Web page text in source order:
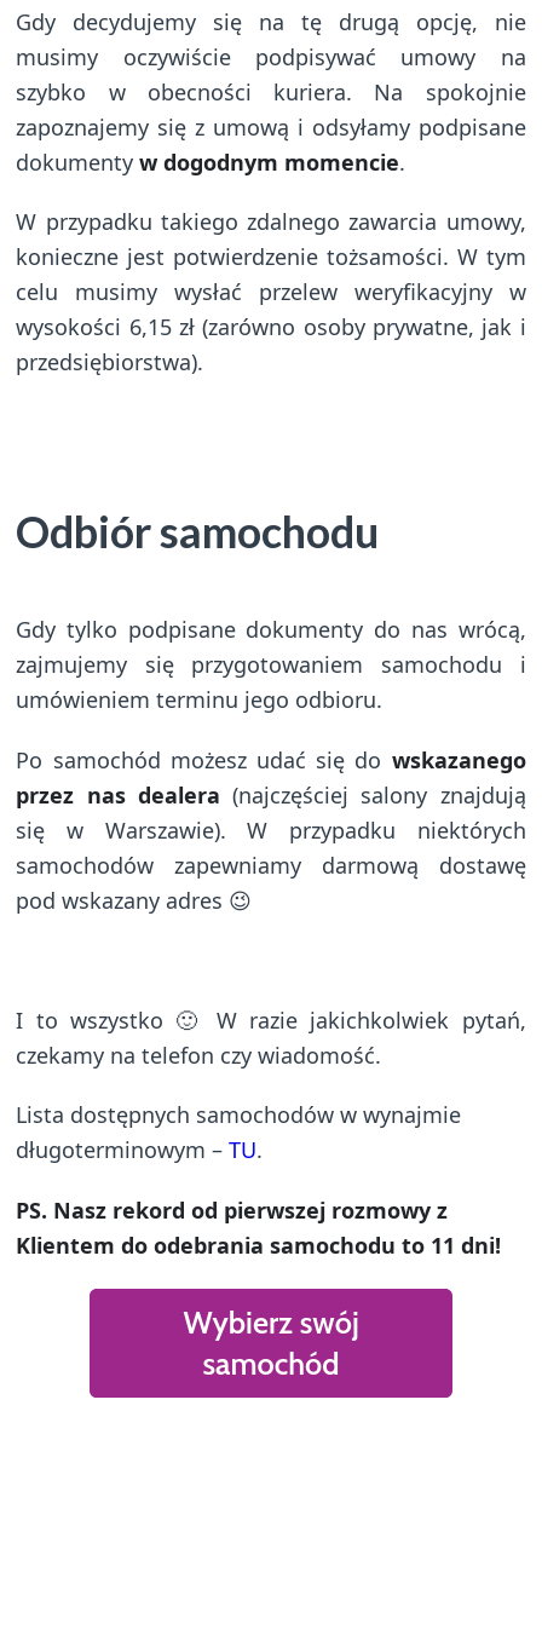
Gdy decydujemy się na tę drugą opcję, nie
musimy oczywiście podpisywać umowy na
szybko w obecności kuriera. Na spokojnie
zapoznajemy się z umową i odsyłamy podpisane
dokumenty w dogodnym momencie.
W przypadku takiego zdalnego zawarcia umowy,
konieczne jest potwierdzenie tożsamości. W tym
celu musimy wysłać przelew weryfikacyjny w
wysokości 6,15 zł (zarówno osoby prywatne, jak i
przedsiębiorstwa).
Odbiór samochodu
Gdy tylko podpisane dokumenty do nas wrócą,
zajmujemy się przygotowaniem samochodu i
umówieniem terminu jego odbioru.
Po samochód możesz udać się do wskazanego
przez nas dealera(najczęściej salony znajdują
się w Warszawie). W przypadku niektórych
samochodów zapewniamy darmową dostawę
pod wskazany adres 😉
I to wszystko 🙂 W razie jakichkolwiek pytań,
czekamy na telefon czy wiadomość.
Lista dostępnych samochodów w wynajmie
długoterminowym –TU.
PS. Nasz rekord od pierwszej rozmowy z
Klientem do odebrania samochodu to 11 dni!